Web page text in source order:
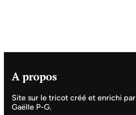
A propos
Site sur le tricot créé et enrichi par
Gaëlle P-G.